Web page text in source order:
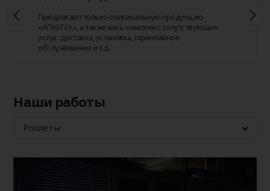
Предлагают только оригинальную продукцию
«АЛЮТЕХ», а также весь комплекс сопутствующих
услуг: доставка, установка, гарантийное
обслуживание и т.д.
Наши работы
Роллеты